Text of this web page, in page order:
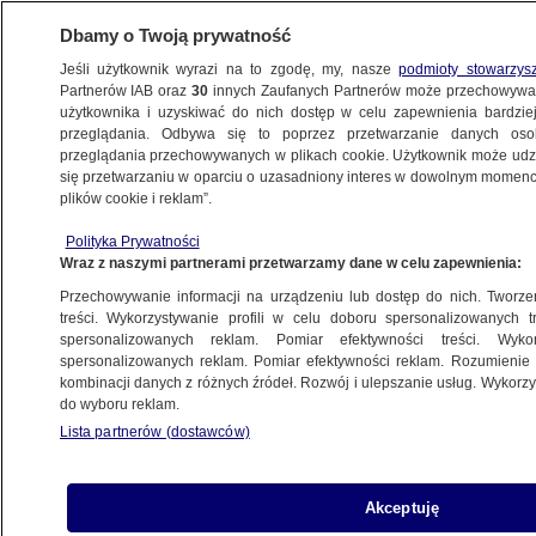
POLSKA
Twojego Ruchu
20.06.2015, 12:58Aktualizacja: 20.06.2015, 15:09
Udostępnij
Dbamy o Twoją prywatność
Jeśli użytkownik wyrazi na to zgodę, my, naszepodmioty
Partnerów IAB oraz30 innych Zaufanych Partnerów może
użytkownika i uzyskiwać do nich dostęp w celu zapewnienia
przeglądania. Odbywa się to poprzez przetwarzanie danych
przeglądania przechowywanych w plikach cookie. Użytkownik może
się przetwarzaniu w oparciu o uzasadniony interes w dowolnym
plików cookie i reklam”.
Polityka Prywatności
Wraz z naszymi partnerami przetwarzamy dane w celu zapewnienia:
Przechowywanie informacji na urządzeniu lub dostęp do nich.
treści. Wykorzystywanie profili w celu doboru spersonalizowanych
spersonalizowanych reklam. Pomiar efektywności treści.
spersonalizowanych reklam. Pomiar efektywności reklam.
kombinacji danych z różnych źródeł. Rozwój i ulepszanie usług.
do wyboru reklam.
Lista partnerów (dostawców)
Akceptuję